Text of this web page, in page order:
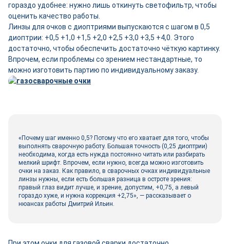
гораздо удобнее: нужно лишь откинуть светофильтр, чтобы
оценить качество работы.
Линзы для очков с диоптриями выпускаются с шагом в 0,5
диоптрии: +0,5 +1,0 +1,5 +2,0 +2,5 +3,0 +3,5 +4,0. Этого
достаточно, чтобы обеспечить достаточно чёткую картинку.
Впрочем, если проблемы со зрением нестандартные, то
можно изготовить партию по индивидуальному заказу.
«Почему шаг именно 0,5? Потому что его хватает для того, чтобы
выполнять сварочную работу. Большая точность (0,25 диоптрии)
необходима, когда есть нужда постоянно читать или разбирать
мелкий шрифт. Впрочем, если нужно, всегда можно изготовить
очки на заказ. Как правило, в сварочных очках индивидуальные
линзы нужны, если есть большая разница в остроте зрения:
правый глаз видит лучше, и зрение, допустим, +0,75, а левый
гораздо хуже, и нужна коррекция +2,75», — рассказывает о
нюансах работы Дмитрий Ильин.